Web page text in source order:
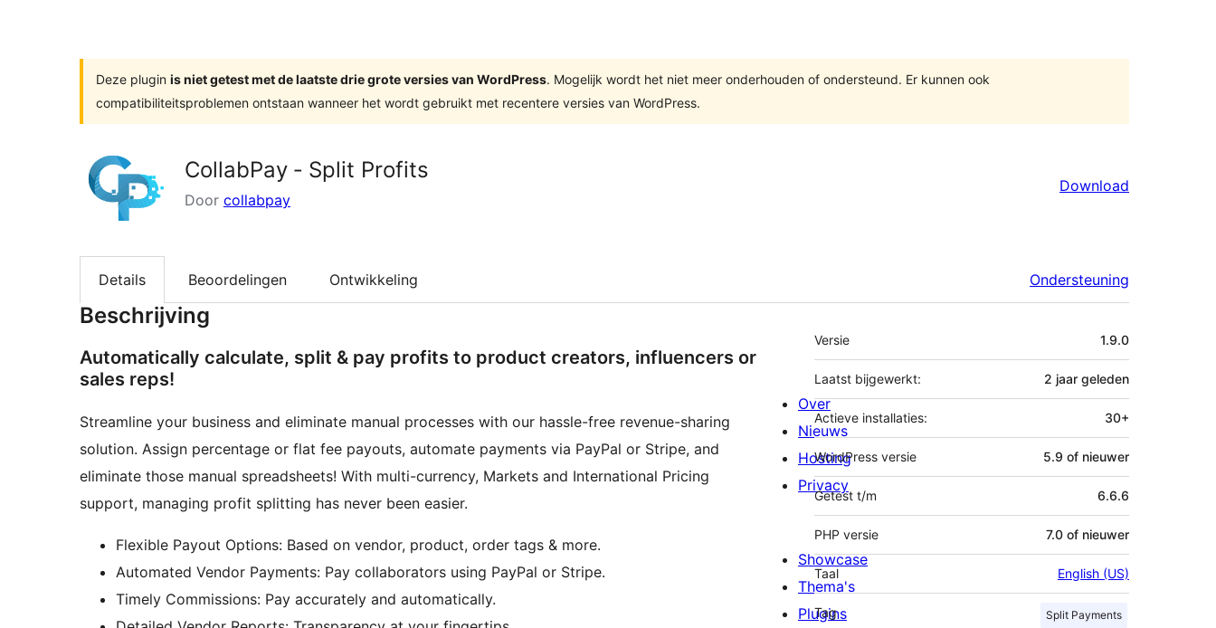
Deze plugin is niet getest met de laatste drie grote versies van WordPress. Mogelijk wordt het niet meer onderhouden of ondersteund. Er kunnen ook
compatibiliteitsproblemen ontstaan wanneer het wordt gebruikt met recentere versies van WordPress.
CollabPay ‑ Split Profits
Door collabpay
Download
Details Beoordelingen Ontwikkeling Ondersteuning
Beschrijving
Automatically calculate, split & pay profits to product creators, influencers or
sales reps!
Streamline your business and eliminate manual processes with our hassle-free revenue-sharing
solution. Assign percentage or flat fee payouts, automate payments via PayPal or Stripe, and
eliminate those manual spreadsheets! With multi-currency, Markets and International Pricing
support, managing profit splitting has never been easier.
Flexible Payout Options: Based on vendor, product, order tags & more.
Automated Vendor Payments: Pay collaborators using PayPal or Stripe.
Timely Commissions: Pay accurately and automatically.
Meta
Versie 1.9.0
Laatst bijgewerkt: 2 jaar geleden
Actieve installaties: 30+
WordPress versie 5.9 of nieuwer
Getest t/m 6.6.6
PHP versie 7.0 of nieuwer
Taal English (US)
Tag Split Payments
Over
Nieuws
Hosting
Privacy
Showcase
Thema's
Plugins